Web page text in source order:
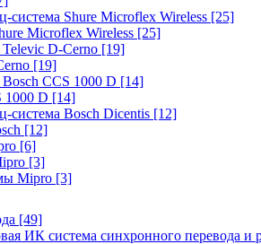
система Shure Microflex Wireless [25]
Microflex Wireless [25]
D-Cerno [19]
[19]
CCS 1000 D [14]
1000 D [14]
система Bosch Dicentis [12]
[12]
[6]
[3]
Mipro [3]
[49]
ИК система синхронного перевода и